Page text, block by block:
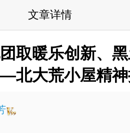
文章详情
团取暖乐创新、
北大荒小屋精